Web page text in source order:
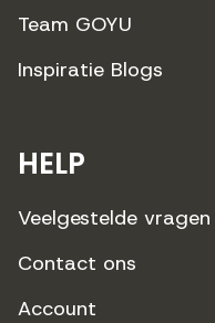
Team GOYU
Inspiratie Blogs
HELP
Veelgestelde vragen
Contact ons
Account